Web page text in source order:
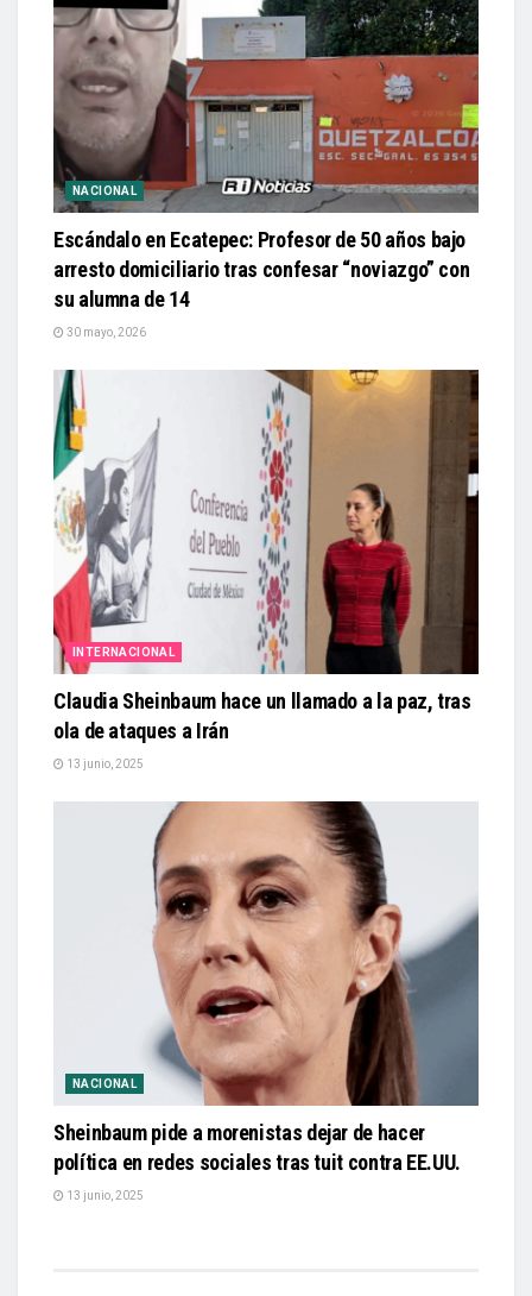
NACIONAL
Escándalo en Ecatepec: Profesor de 50 años bajo
arresto domiciliario tras confesar “noviazgo” con
su alumna de 14
30 mayo, 2026
INTERNACIONAL
Claudia Sheinbaum hace un llamado a la paz, tras
ola de ataques a Irán
13 junio, 2025
NACIONAL
Sheinbaum pide a morenistas dejar de hacer
política en redes sociales tras tuit contra EE.UU.
13 junio, 2025